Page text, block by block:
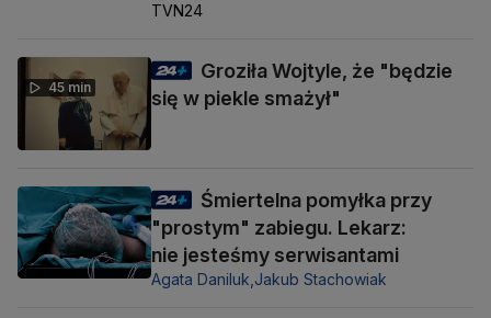
TVN24
45 min
Groziła Wojtyle, że "będzie
się w piekle smażył"
Śmiertelna pomyłka przy
"prostym" zabiegu. Lekarz:
nie jesteśmy serwisantami
Agata Daniluk, Jakub Stachowiak